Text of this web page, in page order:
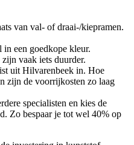
van val- of draai-/kiepramen.
een goedkope kleur.
vaak iets duurder.
uit Hilvarenbeek in. Hoe
zijn de voorrijkosten zo laag
specialisten en kies de
Zo bespaar je tot wel 40% op